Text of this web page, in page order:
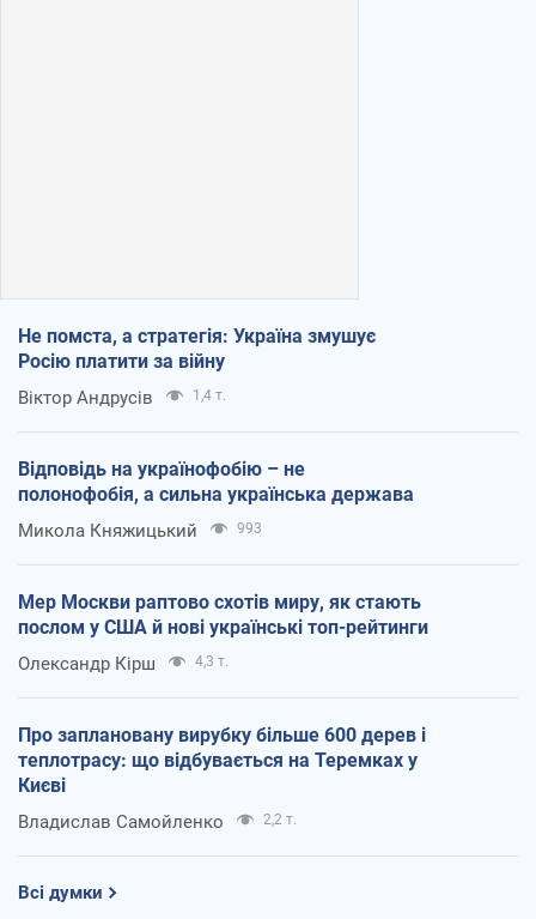
Не помста, а стратегія: Україна змушує
Росію платити за війну
Віктор Андрусів 1,4 т.
Відповідь на українофобію – не
полонофобія, а сильна українська держава
Микола Княжицький 993
Мер Москви раптово схотів миру, як стають
послом у США й нові українські топ-рейтинги
Олександр Кірш 4,3 т.
Про заплановану вирубку більше 600 дерев і
теплотрасу: що відбувається на Теремках у
Києві
Владислав Самойленко 2,2 т.
Всі думки